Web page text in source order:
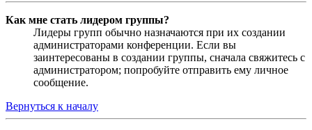
Как мне стать лидером группы?
Лидеры групп обычно назначаются при их создании
администраторами конференции. Если вы
заинтересованы в создании группы, сначала свяжитесь с
администратором; попробуйте отправить ему личное
сообщение.
Вернуться к началу